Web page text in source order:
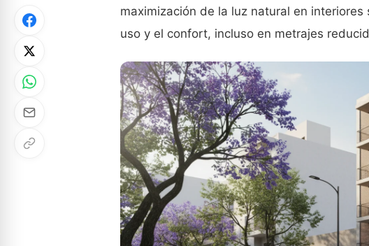
maximización de la luz natural en
uso y el confort, incluso en metrajes